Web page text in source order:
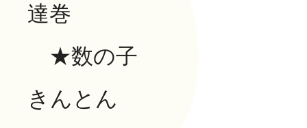
達巻
★数の
きんとん
その他